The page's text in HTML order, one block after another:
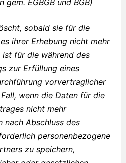
gem. EGBGB und BGB)
sobald sie für die
ihrer Erhebung nicht mehr
für die während des
zur Erfüllung eines
vorvertraglicher
wenn die Daten für die
nicht mehr
nach Abschluss des
personenbezogene
zu speichern,